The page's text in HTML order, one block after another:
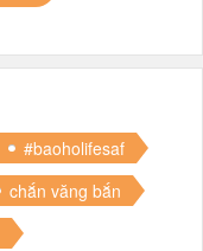
#baoholifesaf
chắn văng bắn